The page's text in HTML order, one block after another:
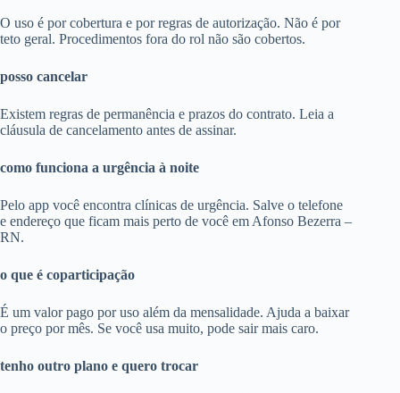
O uso é por cobertura e por regras de autorização. Não é por
teto geral. Procedimentos fora do rol não são cobertos.
posso cancelar
Existem regras de permanência e prazos do contrato. Leia a
cláusula de cancelamento antes de assinar.
como funciona a urgência à noite
Pelo app você encontra clínicas de urgência. Salve o telefone
e endereço que ficam mais perto de você em Afonso Bezerra –
RN.
o que é coparticipação
É um valor pago por uso além da mensalidade. Ajuda a baixar
o preço por mês. Se você usa muito, pode sair mais caro.
tenho outro plano e quero trocar